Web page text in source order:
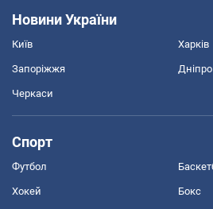
Новини України
Київ Харків
Запоріжжя Дніпро
Черкаси
Спорт
Футбол
Хокей Бокс